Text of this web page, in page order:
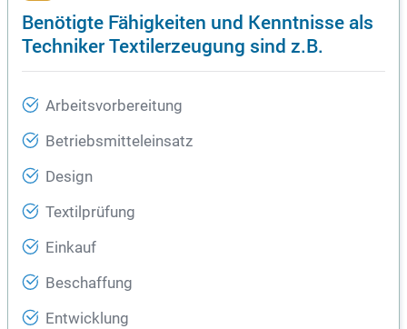
Benötigte Fähigkeiten und Kenntnisse als
Techniker Textilerzeugung sind z.B.
Arbeitsvorbereitung
Betriebsmitteleinsatz
Design
Textilprüfung
Einkauf
Beschaffung
Entwicklung